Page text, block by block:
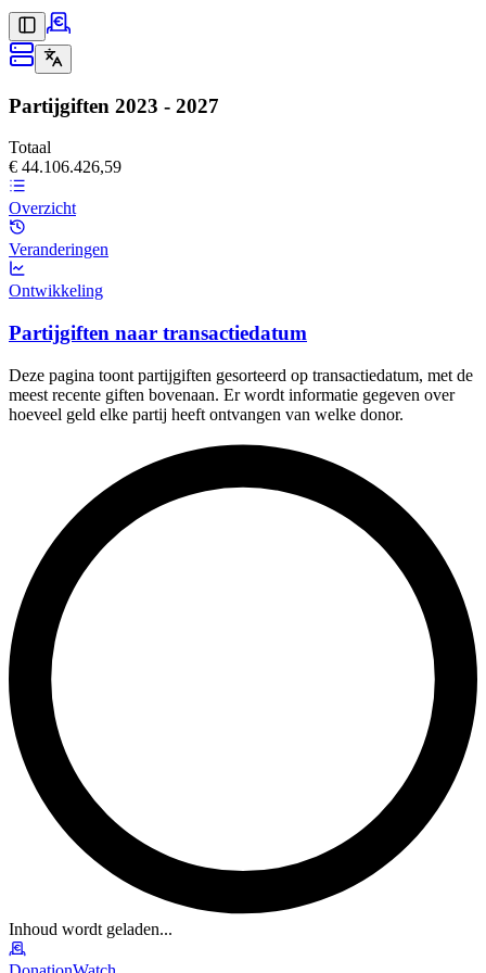
Partijgiften 2023 - 2027
Totaal
€ 44.106.426,59
Overzicht
Veranderingen
Ontwikkeling
Partijgiften naar transactiedatum
Deze pagina toont partijgiften gesorteerd op transactiedatum, met de
meest recente giften bovenaan. Er wordt informatie gegeven over
hoeveel geld elke partij heeft ontvangen van welke donor.
Inhoud wordt geladen...